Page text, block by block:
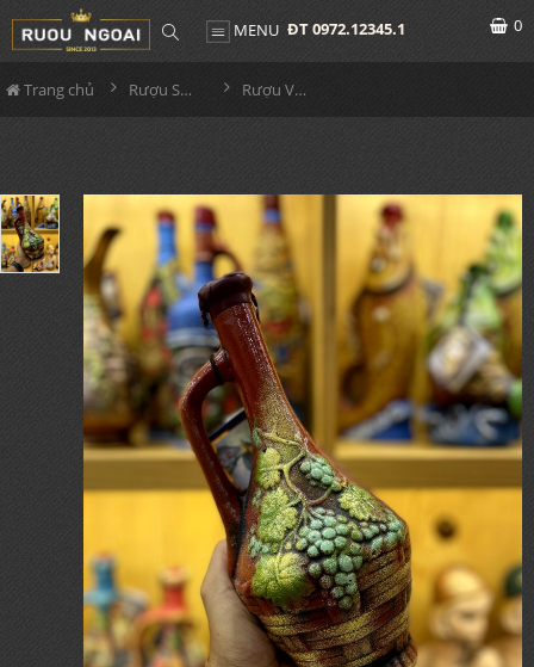
MENU ĐT 0972.12345.1 0
Trang chủ Rượu Sưu Tầm - Nga Rượu Vang Gốm Georgia MS63